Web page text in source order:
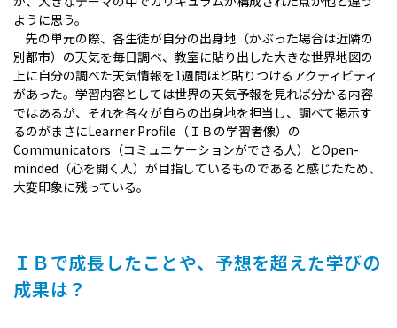
ように思う。
先の単元の際、各生徒が自分の出身地（かぶった場合は近隣の
別都市）の天気を毎日調べ、教室に貼り出した大きな世界地図の
上に自分の調べた天気情報を1週間ほど貼りつけるアクティビティ
があった。学習内容としては世界の天気予報を見れば分かる内容
ではあるが、それを各々が自らの出身地を担当し、調べて掲示す
るのがまさにLearner Profile（ＩＢの学習者像）の
Communicators（コミュニケーションができる人）とOpen-
minded（心を開く人）が目指しているものであると感じたため、
大変印象に残っている。
ＩＢで成長したことや、予想を超えた学びの
成果は？